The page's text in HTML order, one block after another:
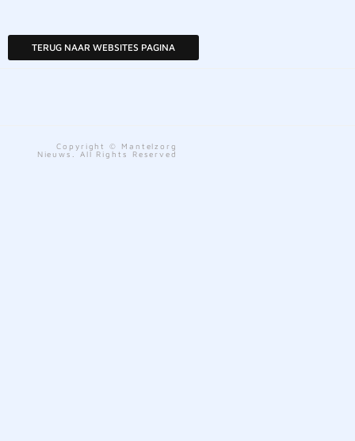
TERUG NAAR WEBSITES PAGINA
Copyright © Mantelzorg
Nieuws. All Rights Reserved